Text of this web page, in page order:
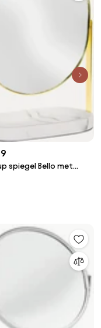
spiegel Bello met